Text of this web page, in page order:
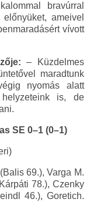
bravúrral
ameivel
vívott
– Küzdelmes
maradtunk
nyomás alatt
is, de
SE 0–1 (0–1)
69.), Varga M.
78.), Czenky
46.), Goretich.